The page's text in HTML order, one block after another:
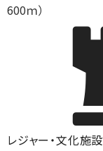
600ｍ）
レジャー・文化施設